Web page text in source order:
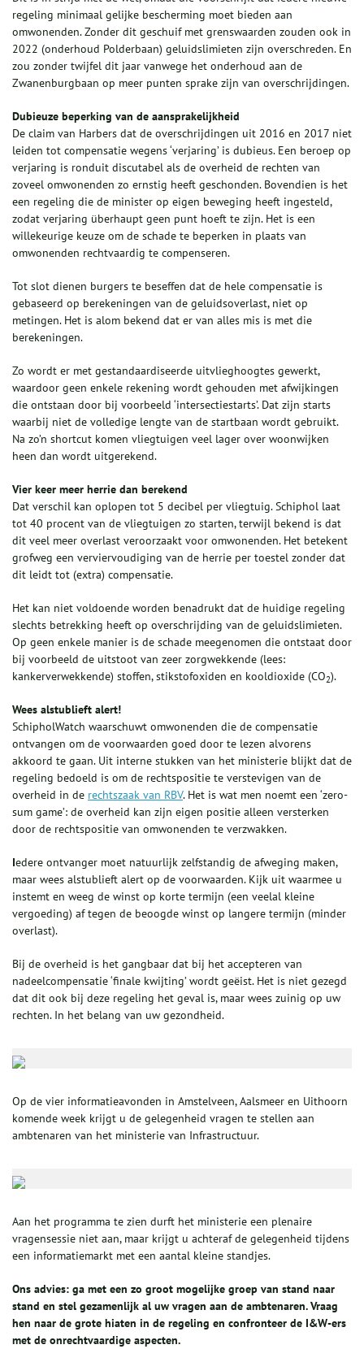
regeling minimaal gelijke bescherming moet bieden aan
omwonenden. Zonder dit geschuif met grenswaarden zouden ook in
2022 (onderhoud Polderbaan) geluidslimieten zijn overschreden. En
zou zonder twijfel dit jaar vanwege het onderhoud aan de
Zwanenburgbaan op meer punten sprake zijn van overschrijdingen.
Dubieuze beperking van de aansprakelijkheid
De claim van Harbers dat de overschrijdingen uit 2016 en 2017 niet
leiden tot compensatie wegens ‘verjaring’ is dubieus. Een beroep op
verjaring is ronduit discutabel als de overheid de rechten van
zoveel omwonenden zo ernstig heeft geschonden. Bovendien is het
een regeling die de minister op eigen beweging heeft ingesteld,
zodat verjaring überhaupt geen punt hoeft te zijn. Het is een
willekeurige keuze om de schade te beperken in plaats van
omwonenden rechtvaardig te compenseren.
Tot slot dienen burgers te beseffen dat de hele compensatie is
gebaseerd op berekeningen van de geluidsoverlast, niet op
metingen. Het is alom bekend dat er van alles mis is met die
berekeningen.
Zo wordt er met gestandaardiseerde uitvlieghoogtes gewerkt,
waardoor geen enkele rekening wordt gehouden met afwijkingen
die ontstaan door bij voorbeeld ‘intersectiestarts’. Dat zijn starts
waarbij niet de volledige lengte van de startbaan wordt gebruikt.
Na zo’n shortcut komen vliegtuigen veel lager over woonwijken
heen dan wordt uitgerekend.
Vier keer meer herrie dan berekend
Dat verschil kan oplopen tot 5 decibel per vliegtuig. Schiphol laat
tot 40 procent van de vliegtuigen zo starten, terwijl bekend is dat
dit veel meer overlast veroorzaakt voor omwonenden. Het betekent
grofweg een verviervoudiging van de herrie per toestel zonder dat
dit leidt tot (extra) compensatie.
Het kan niet voldoende worden benadrukt dat de huidige regeling
slechts betrekking heeft op overschrijding van de geluidslimieten.
Op geen enkele manier is de schade meegenomen die ontstaat door
bij voorbeeld de uitstoot van zeer zorgwekkende (lees:
kankerverwekkende) stoffen, stikstofoxiden en kooldioxide (CO2).
Wees alstublieft alert!
SchipholWatch waarschuwt omwonenden die de compensatie
ontvangen om de voorwaarden goed door te lezen alvorens
akkoord te gaan. Uit interne stukken van het ministerie blijkt dat de
regeling bedoeld is om de rechtspositie te verstevigen van de
overheid in de rechtszaak van RBV. Het is wat men noemt een ‘zero-
sum game’: de overheid kan zijn eigen positie alleen versterken
door de rechtspositie van omwonenden te verzwakken.
Iedere ontvanger moet natuurlijk zelfstandig de afweging maken,
maar wees alstublieft alert op de voorwaarden. Kijk uit waarmee u
instemt en weeg de winst op korte termijn (een veelal kleine
vergoeding) af tegen de beoogde winst op langere termijn (minder
overlast).
Bij de overheid is het gangbaar dat bij het accepteren van
nadeelcompensatie ‘finale kwijting’ wordt geëist. Het is niet gezegd
dat dit ook bij deze regeling het geval is, maar wees zuinig op uw
rechten. In het belang van uw gezondheid.
Op de vier informatieavonden in Amstelveen, Aalsmeer en Uithoorn
komende week krijgt u de gelegenheid vragen te stellen aan
ambtenaren van het ministerie van Infrastructuur.
Aan het programma te zien durft het ministerie een plenaire
vragensessie niet aan, maar krijgt u achteraf de gelegenheid tijdens
een informatiemarkt met een aantal kleine standjes.
Ons advies: ga met een zo groot mogelijke groep van stand naar
stand en stel gezamenlijk al uw vragen aan de ambtenaren. Vraag
hen naar de grote hiaten in de regeling en confronteer de I&W-ers
met de onrechtvaardige aspecten.